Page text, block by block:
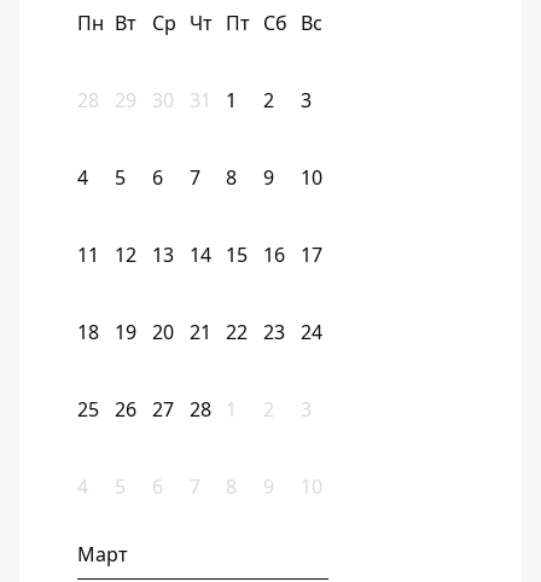
Пн Вт Ср Чт Пт Сб Вс
28 29 30 31 1 2 3
4 5 6 7 8 9 10
11 12 13 14 15 16 17
18 19 20 21 22 23 24
25 26 27 28 1 2 3
4 5 6 7 8 9 10
Март